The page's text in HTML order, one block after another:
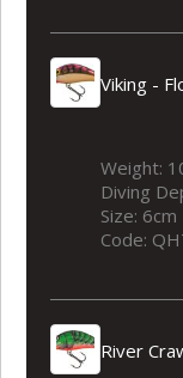
Viking -
Weight:
Diving
Size:
Code:
River